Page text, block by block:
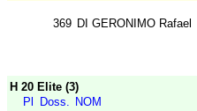
369 DI GERONIMO Rafael
H 20 Elite (3)
Pl
Doss. NOM